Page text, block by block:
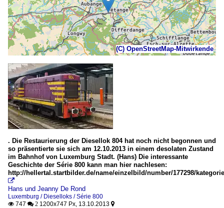
(C) OpenStreetMap-Mitwirkende
. Die Restaurierung der Diesellok 804 hat noch nicht begonnen und
so präsentierte sie sich am 12.10.2013 in einem desolaten Zustand
im Bahnhof von Luxemburg Stadt. (Hans) Die interessante
Geschichte der Série 800 kann man hier nachlesen:
http://hellertal.startbilder.de/name/einzelbild/number/177298/

Hans und Jeanny De Rond
Luxemburg / Dieselloks / Série 800
 747  2 1200x747 Px, 13.10.2013 